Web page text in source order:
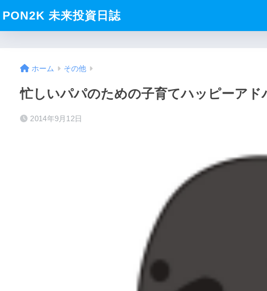
PON2K 未来投資日誌
ホーム その他
忙しいパパのための子育てハッピーアド
2014年9月12日